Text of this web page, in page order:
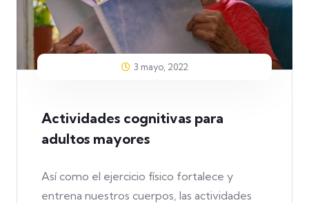
3 mayo, 2022
Actividades cognitivas para
adultos mayores
Así como el ejercicio físico fortalece y
entrena nuestros cuerpos, las actividades